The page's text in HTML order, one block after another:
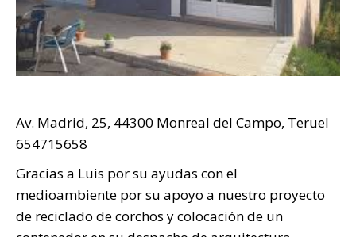
Av. Madrid, 25, 44300 Monreal del Campo, Teruel
654715658
Gracias a Luis por su ayudas con el
medioambiente por su apoyo a nuestro proyecto
de reciclado de corchos y colocación de un